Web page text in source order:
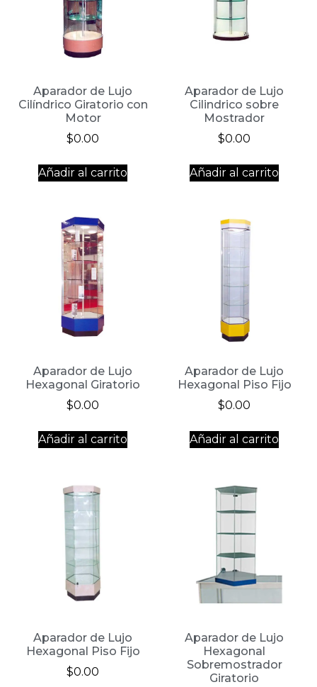
Aparador de Lujo
Cilíndrico Giratorio con
Motor
$0.00
Añadir al carrito
Aparador de Lujo
Cilindrico sobre
Mostrador
$0.00
Añadir al carrito
Aparador de Lujo
Hexagonal Giratorio
$0.00
Añadir al carrito
Aparador de Lujo
Hexagonal Piso Fijo
$0.00
Añadir al carrito
Aparador de Lujo
Hexagonal Piso Fijo
$0.00
Aparador de Lujo
Hexagonal
Sobremostrador
Giratorio